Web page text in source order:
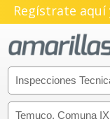
Regístrate